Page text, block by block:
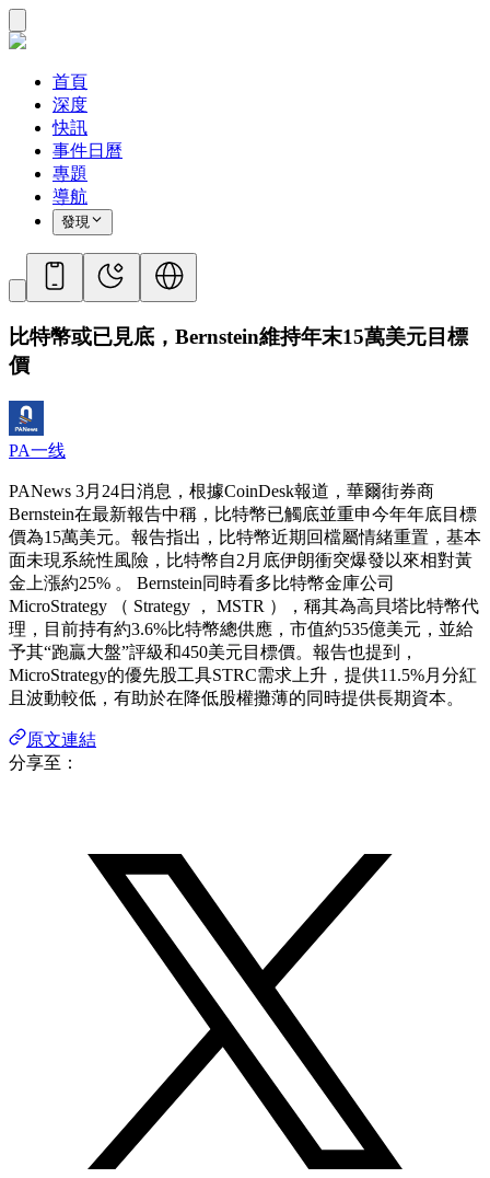
首頁
深度
快訊
事件日曆
專題
導航
發現
比特幣或已見底，Bernstein維持年末15萬美元目標
價
PA一线
PANews 3月24日消息，根據CoinDesk報道，華爾街券商
Bernstein在最新報告中稱，比特幣已觸底並重申今年年底目標
價為15萬美元。報告指出，比特幣近期回檔屬情緒重置，基本
面未現系統性風險，比特幣自2 月底伊朗衝突爆發以來相對黃
金上漲約25% 。 Bernstein同時看多比特幣金庫公司
MicroStrategy （ Strategy ， MSTR ），稱其為高貝塔比特幣代
理，目前持有約3.6%比特幣總供應，市值約535億美元，並給
予其“跑贏大盤”評級和450美元目標價。報告也提到，
MicroStrategy的優先股工具STRC需求上升，提供11.5%月分紅
且波動較低，有助於在降低股權攤薄的同時提供長期資本。
原文連結
分享至：